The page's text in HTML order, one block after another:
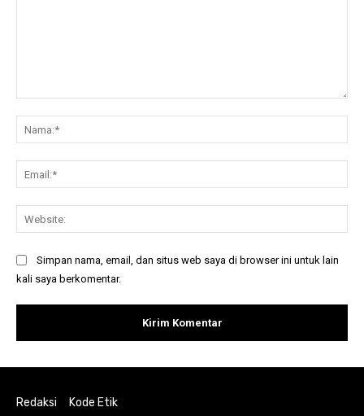
Simpan nama, email, dan situs web saya di browser ini untuk lain
kali saya berkomentar.
Redaksi Kode Etik